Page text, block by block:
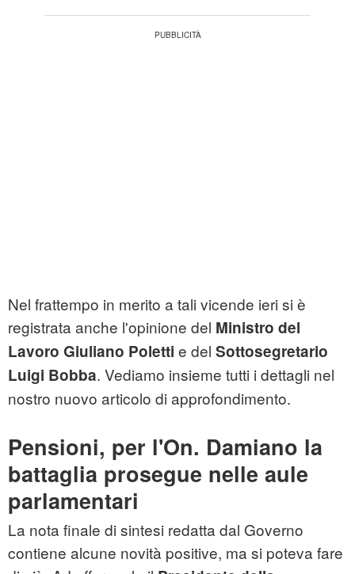
Nel frattempo in merito a tali vicende ieri si è
registrata anche l'opinione del Ministro del
Lavoro Giuliano Poletti e del Sottosegretario
Luigi Bobba. Vediamo insieme tutti i dettagli nel
nostro nuovo articolo di approfondimento.
Pensioni, per l'On. Damiano la
battaglia prosegue nelle aule
parlamentari
La nota finale di sintesi redatta dal Governo
contiene alcune novità positive, ma si poteva fare